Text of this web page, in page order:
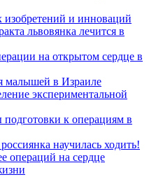
и инноваций
львовянка лечится в
на открытом сердце в
малышей в Израиле
экспериментальной
к операциям в
научилась ходить!
операций на сердце